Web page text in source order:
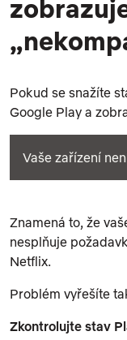
Pokud se snažíte
Google Play a
Vaše zařízení
Znamená to, že
nesplňuje
Netflix.
Problém vyřešíte
Zkontrolujte stav